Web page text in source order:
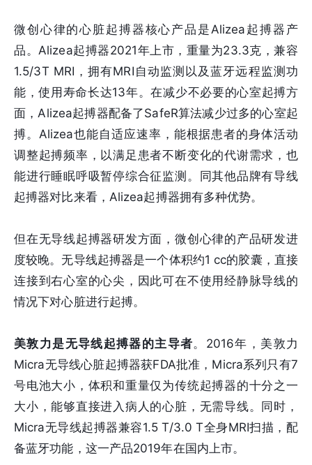
微创心律的心脏起搏器核心产品是Alizea起搏器产
品。Alizea起搏器2021年上市，重量为23.3克，兼容
1.5/3T MRI，拥有MRI自动监测以及蓝牙远程监测功
能，使用寿命长达13年。在减少不必要的心室起搏方
面，Alizea起搏器配备了SafeR算法减少过多的心室起
搏。Alizea也能自适应速率，能根据患者的身体活动
调整起搏频率，以满足患者不断变化的代谢需求，也
能进行睡眠呼吸暂停综合征监测。同其他品牌有导线
起搏器对比来看，Alizea起搏器拥有多种优势。
但在无导线起搏器研发方面，微创心律的产品研发进
度较晚。无导线起搏器是一个体积约1 cc的胶囊，直接
连接到右⼼室的⼼尖，因此可在不使用经静脉导线的
情况下对⼼脏进行起搏。
美敦力是无导线起搏器的主导者。2016年，美敦力
Micra无导线心脏起搏器获FDA批准，Micra系列只有7
号电池大小，体积和重量仅为传统起搏器的十分之一
大小，能够直接进入病人的心脏，无需导线。同时，
Micra无导线起搏器兼容1.5 T/3.0 T全身MRI扫描，配
备蓝牙功能，这一产品2019年在国内上市。